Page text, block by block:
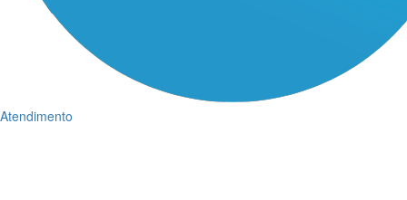
Atendimento